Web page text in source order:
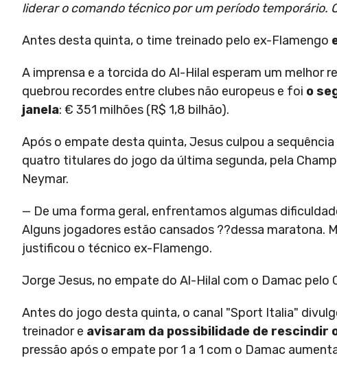
liderar o comando técnico por um período temporário.
Antes desta quinta, o time treinado pelo ex-Flamengo
A imprensa e a torcida do Al-Hilal esperam um melhor
quebrou recordes entre clubes não europeus e foi o
janela: € 351 milhões (R$ 1,8 bilhão).
Após o empate desta quinta, Jesus culpou a
quatro titulares do jogo da última segunda, pela
Neymar.
— De uma forma geral, enfrentamos algumas
Alguns jogadores estão cansados ??dessa maratona.
justificou o técnico ex-Flamengo.
Jorge Jesus, no empate do Al-Hilal com o Damac
Antes do jogo desta quinta, o canal "Sport Italia"
treinador e avisaram da possibilidade de rescindir
pressão após o empate por 1 a 1 com o Damac